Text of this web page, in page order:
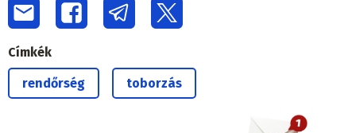
Címkék
rendőrség toborzás